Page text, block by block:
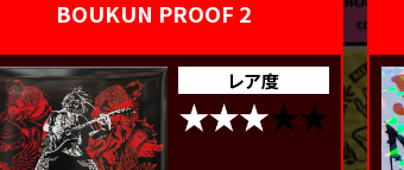
BOUKUN PROOF 2
レア度